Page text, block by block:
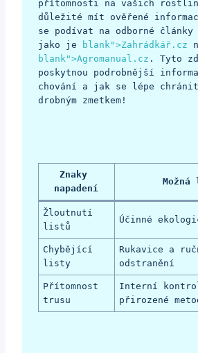
přítomnosti na vašich
důležité mít ověřené
se podívat na odborné
jako je
blank">Zahrádkář.cz
blank">Agromanual.cz . Tyto
poskytnou podrobnější
chování a jak se lépe
drobným zmetkem!
Znaky
napadení
Možná
Žloutnutí
listů
Účinné
Chybějící
listy
Rukavice a
odstranění
Přítomnost
trusu
Interní
přirozené